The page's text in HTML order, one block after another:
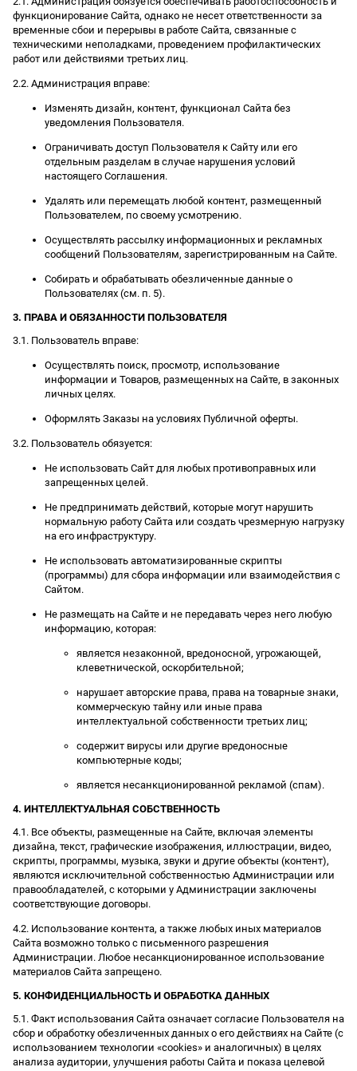
функционирование Сайта, однако не несет ответственности за
временные сбои и перерывы в работе Сайта, связанные с
техническими неполадками, проведением профилактических
работ или действиями третьих лиц.
2.2. Администрация вправе:
Изменять дизайн, контент, функционал Сайта без
уведомления Пользователя.
Ограничивать доступ Пользователя к Сайту или его
отдельным разделам в случае нарушения условий
настоящего Соглашения.
Удалять или перемещать любой контент, размещенный
Пользователем, по своему усмотрению.
Осуществлять рассылку информационных и рекламных
сообщений Пользователям, зарегистрированным на Сайте.
Собирать и обрабатывать обезличенные данные о
Пользователях (см. п. 5).
3. ПРАВА И ОБЯЗАННОСТИ ПОЛЬЗОВАТЕЛЯ
3.1. Пользователь вправе:
Осуществлять поиск, просмотр, использование
информации и Товаров, размещенных на Сайте, в законных
личных целях.
Оформлять Заказы на условиях Публичной оферты.
3.2. Пользователь обязуется:
Не использовать Сайт для любых противоправных или
запрещенных целей.
Не предпринимать действий, которые могут нарушить
нормальную работу Сайта или создать чрезмерную нагрузку
на его инфраструктуру.
Не использовать автоматизированные скрипты
(программы) для сбора информации или взаимодействия с
Сайтом.
Не размещать на Сайте и не передавать через него любую
информацию, которая:
является незаконной, вредоносной, угрожающей,
клеветнической, оскорбительной;
нарушает авторские права, права на товарные знаки,
коммерческую тайну или иные права
интеллектуальной собственности третьих лиц;
содержит вирусы или другие вредоносные
компьютерные коды;
является несанкционированной рекламой (спам).
4. ИНТЕЛЛЕКТУАЛЬНАЯ СОБСТВЕННОСТЬ
4.1. Все объекты, размещенные на Сайте, включая элементы
дизайна, текст, графические изображения, иллюстрации, видео,
скрипты, программы, музыка, звуки и другие объекты (контент),
являются исключительной собственностью Администрации или
правообладателей, с которыми у Администрации заключены
соответствующие договоры.
4.2. Использование контента, а также любых иных материалов
Сайта возможно только с письменного разрешения
Администрации. Любое несанкционированное использование
материалов Сайта запрещено.
5. КОНФИДЕНЦИАЛЬНОСТЬ И ОБРАБОТКА ДАННЫХ
5.1. Факт использования Сайта означает согласие Пользователя на
сбор и обработку обезличенных данных о его действиях на Сайте (с
использованием технологии «cookies» и аналогичных) в целях
анализа аудитории, улучшения работы Сайта и показа целевой